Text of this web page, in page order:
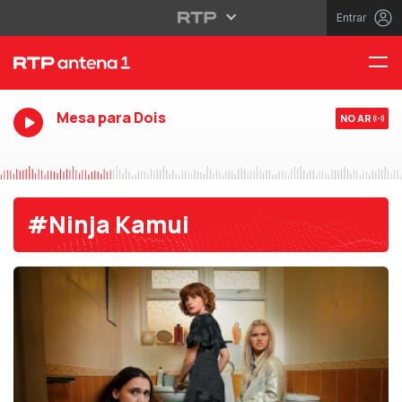
Entrar
Mesa para Dois NO AR
#Ninja Kamui